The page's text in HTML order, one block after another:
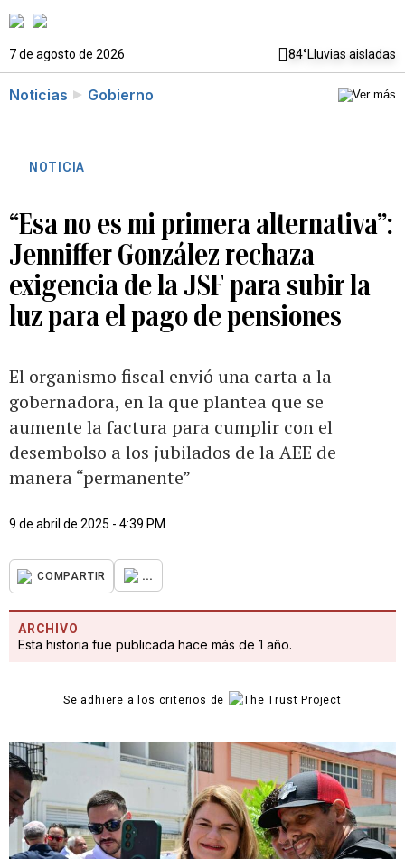
7 de agosto de 2026 84°Lluvias aisladas
Noticias Gobierno
NOTICIA
“Esa no es mi primera alternativa”:
Jenniffer González rechaza
exigencia de la JSF para subir la
luz para el pago de pensiones
El organismo fiscal envió una carta a la
gobernadora, en la que plantea que se
aumente la factura para cumplir con el
desembolso a los jubilados de la AEE de
manera “permanente”
9 de abril de 2025 - 4:39 PM
COMPARTIR ...
ARCHIVO
Esta historia fue publicada hace más de 1 año.
Se adhiere a los criterios de